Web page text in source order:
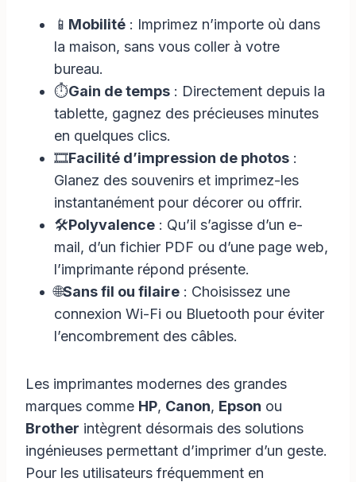
📱 Mobilité : Imprimez n’importe où dans
la maison, sans vous coller à votre
bureau.
⏱️Gain de temps : Directement depuis la
tablette, gagnez des précieuses minutes
en quelques clics.
🎞️Facilité d’impression de photos :
Glanez des souvenirs et imprimez-les
instantanément pour décorer ou offrir.
🛠️Polyvalence : Qu’il s’agisse d’un e-
mail, d’un fichier PDF ou d’une page web,
l’imprimante répond présente.
🌐Sans fil ou filaire : Choisissez une
connexion Wi-Fi ou Bluetooth pour éviter
l’encombrement des câbles.
Les imprimantes modernes des grandes
marques comme HP, Canon, Epson ou
Brother intègrent désormais des solutions
ingénieuses permettant d’imprimer d’un geste.
Pour les utilisateurs fréquemment en